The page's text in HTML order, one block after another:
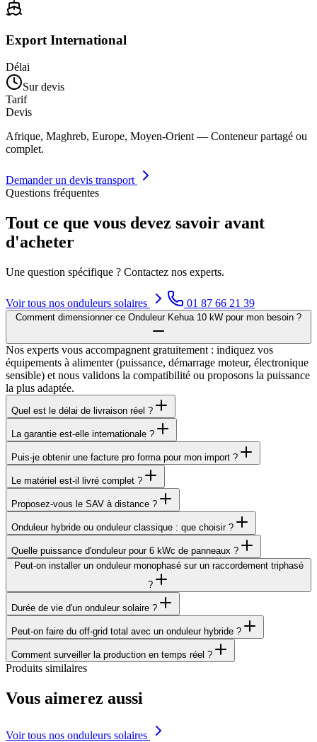
Export International
Délai
Sur devis
Tarif
Devis
Afrique, Maghreb, Europe, Moyen-Orient — Conteneur partagé ou
complet.
Demander un devis transport
Questions fréquentes
Tout ce que vous devez savoir avant
d'acheter
Une question spécifique ? Contactez nos experts.
Voir tous nos onduleurs solaires 01 87 66 21 39
Comment dimensionner ce Onduleur Kehua 10 kW pour mon besoin ?
Nos experts vous accompagnent gratuitement : indiquez vos
équipements à alimenter (puissance, démarrage moteur, électronique
sensible) et nous validons la compatibilité ou proposons la puissance
la plus adaptée.
Quel est le délai de livraison réel ?
La garantie est-elle internationale ?
Puis-je obtenir une facture pro forma pour mon import ?
Le matériel est-il livré complet ?
Proposez-vous le SAV à distance ?
Onduleur hybride ou onduleur classique : que choisir ?
Quelle puissance d'onduleur pour 6 kWc de panneaux ?
Peut-on installer un onduleur monophasé sur un raccordement triphasé
?
Durée de vie d'un onduleur solaire ?
Peut-on faire du off-grid total avec un onduleur hybride ?
Comment surveiller la production en temps réel ?
Produits similaires
Vous aimerez aussi
Voir tous nos onduleurs solaires